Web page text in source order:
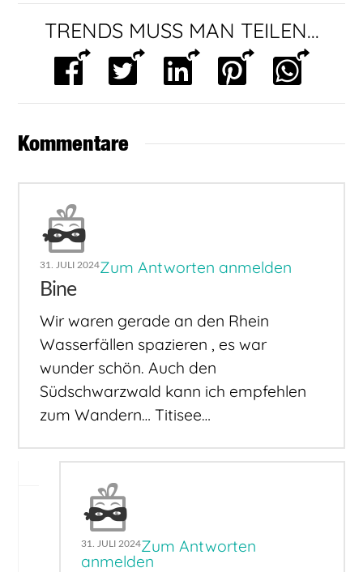
TRENDS MUSS MAN TEILEN...
Kommentare
31. JULI 2024Zum Antworten anmelden
Bine
Wir waren gerade an den Rhein
Wasserfällen spazieren , es war
wunder schön. Auch den
Südschwarzwald kann ich empfehlen
zum Wandern… Titisee…
31. JULI 2024Zum Antworten
anmelden